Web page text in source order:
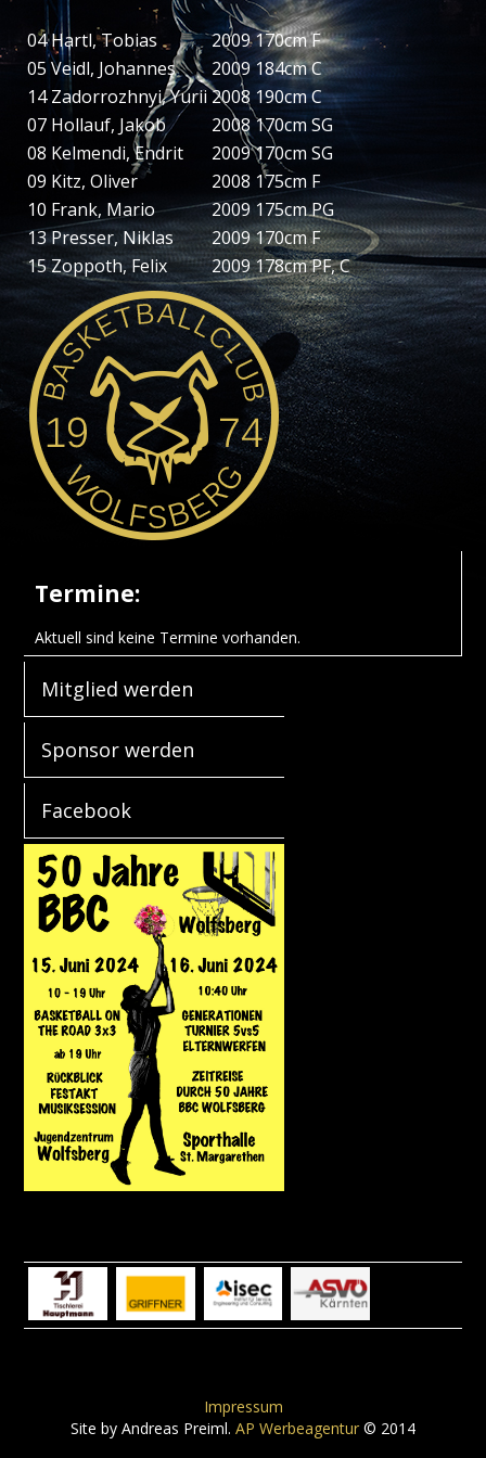
04 Hartl, Tobias 2009170cmF
05 Veidl, Johannes 2009184cmC
14 Zadorrozhnyi, Yurii2008190cmC
07 Hollauf, Jakob 2008 170cm SG
08 Kelmendi, Endrit 2009170cm SG
09 Kitz, Oliver 2008 175cm F
10 Frank, Mario 2009 175cmPG
13Presser, Niklas 2009170cmF
15Zoppoth, Felix 2009178cmPF, C
Termine:
Aktuell sind keine Termine vorhanden.
Mitglied werden
Sponsor werden
Facebook
Impressum
Site by Andreas Preiml. AP Werbeagentur © 2014